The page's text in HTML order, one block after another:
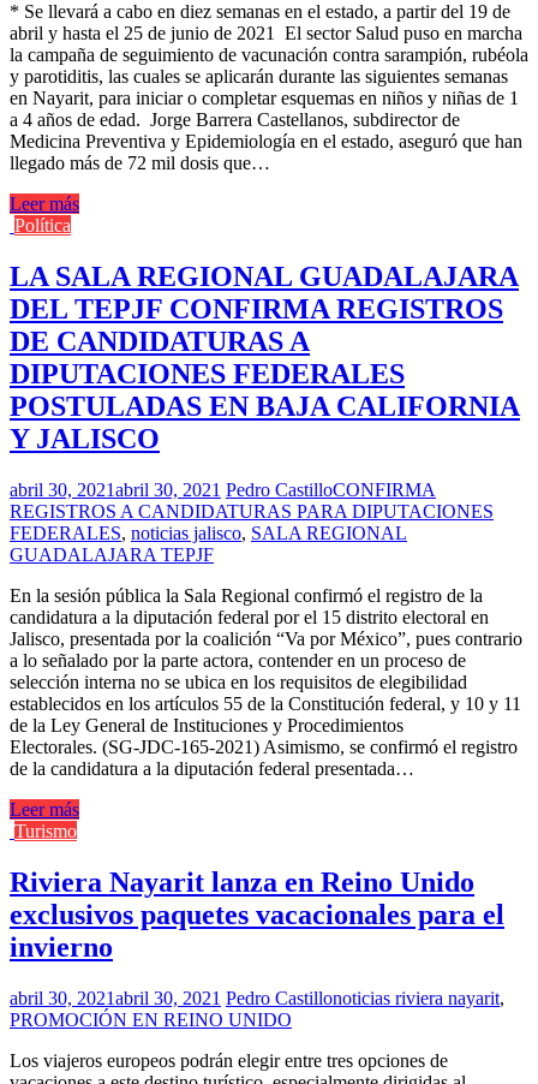
* Se llevará a cabo en diez semanas en el estado, a partir del 19 de
abril y hasta el 25 de junio de 2021 El sector Salud puso en marcha
la campaña de seguimiento de vacunación contra sarampión, rubéola
y parotiditis, las cuales se aplicarán durante las siguientes semanas
en Nayarit, para iniciar o completar esquemas en niños y niñas de 1
a 4 años de edad. Jorge Barrera Castellanos, subdirector de
Medicina Preventiva y Epidemiología en el estado, aseguró que han
llegado más de 72 mil dosis que…
Leer más
Política
LA SALA REGIONAL GUADALAJARA
DEL TEPJF CONFIRMA REGISTROS
DE CANDIDATURAS A
DIPUTACIONES FEDERALES
POSTULADAS EN BAJA CALIFORNIA
Y JALISCO
abril 30, 2021abril 30, 2021 Pedro CastilloCONFIRMA
REGISTROS A CANDIDATURAS PARA DIPUTACIONES
FEDERALES, noticias jalisco, SALA REGIONAL
GUADALAJARA TEPJF
En la sesión pública la Sala Regional confirmó el registro de la
candidatura a la diputación federal por el 15 distrito electoral en
Jalisco, presentada por la coalición “Va por México”, pues contrario
a lo señalado por la parte actora, contender en un proceso de
selección interna no se ubica en los requisitos de elegibilidad
establecidos en los artículos 55 de la Constitución federal, y 10 y 11
de la Ley General de Instituciones y Procedimientos
Electorales. (SG-JDC-165-2021) Asimismo, se confirmó el registro
de la candidatura a la diputación federal presentada…
Leer más
Turismo
Riviera Nayarit lanza en Reino Unido
exclusivos paquetes vacacionales para el
invierno
abril 30, 2021abril 30, 2021 Pedro Castillonoticias riviera nayarit,
PROMOCIÓN EN REINO UNIDO
Los viajeros europeos podrán elegir entre tres opciones de